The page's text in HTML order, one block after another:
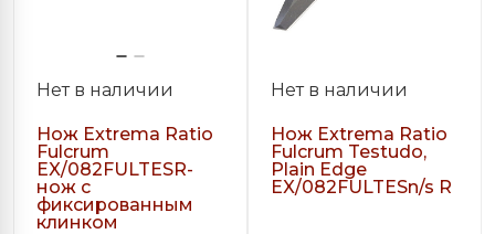
Нет в наличии
Нож Extrema Ratio
Fulcrum
EX/082FULTESR-
нож с
фиксированным
клинком
Нет в наличии
Нож Extrema Ratio
Fulcrum Testudo,
Plain Edge
EX/082FULTESn/s R